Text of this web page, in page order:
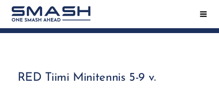
Siirry
sivun
sisältöön
Smash ry - Suomen suurin mailapeliseura
RED Tiimi Minitennis 5-9 v.